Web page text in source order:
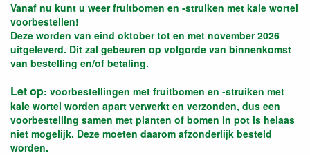
Vanaf nu kunt u weer fruitbomen en -struiken met kale wortel
voorbestellen!
Deze worden van eind oktober tot en met november 2026
uitgeleverd. Dit zal gebeuren op volgorde van binnenkomst
van bestelling en/of betaling.
Let op: voorbestellingen met fruitbomen en -struiken met
kale wortel worden apart verwerkt en verzonden, dus een
voorbestelling samen met planten of bomen in pot is helaas
niet mogelijk. Deze moeten daarom afzonderlijk besteld
worden.